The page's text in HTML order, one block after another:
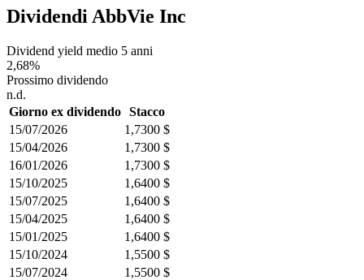
Dividendi AbbVie Inc
Dividend yield medio 5 anni
2,68%
Prossimo dividendo
n.d.
Giorno ex dividendo Stacco
15/07/2026
1,7300 $
15/04/2026
1,7300 $
16/01/2026
1,7300 $
15/10/2025
1,6400 $
15/07/2025
1,6400 $
15/04/2025
1,6400 $
15/01/2025
1,6400 $
15/10/2024
1,5500 $
15/07/2024
1,5500 $